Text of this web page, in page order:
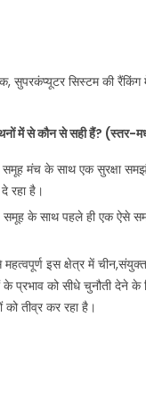
सुपरकंप्यूटर सिस्टम की रैंकिंग
में से कौन से सही हैं? (स्तर-
समूह मंच के साथ एक सुरक्षा
रहा है।
समूह के साथ पहले ही एक ऐसे
इस क्षेत्र में
प्रभाव को सीधे चुनौती देने के
को तीव्र कर रहा है।